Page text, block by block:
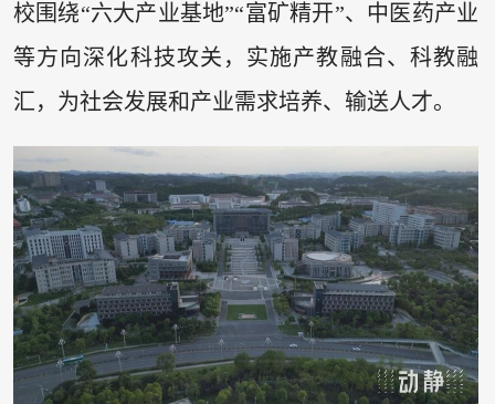
校围绕“六大产业基地”“富矿精开”、中医药产业
等方向深化科技攻关，实施产教融合、科教融
汇，为社会发展和产业需求培养、输送人才。